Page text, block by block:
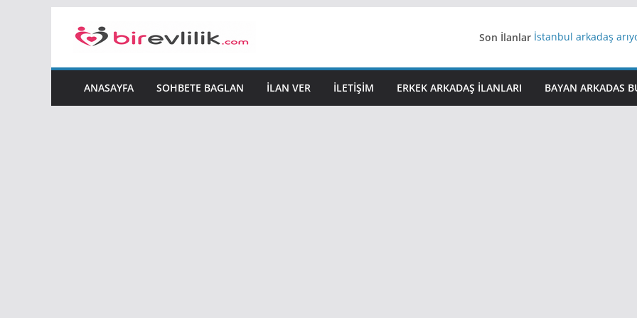
Son İlanlar İstanbul arkadaş
Yeni Bir Aşk Lazım
iş arayanlara iş
ANASAYFA SOHBETE BAGLAN İLAN VER İLETIŞIM ERKEK ARKADAŞ ILANLARI BAYAN ARKADAS